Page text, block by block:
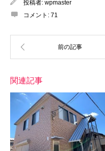
投稿者: wpmaster
コメント: 71
関連記事